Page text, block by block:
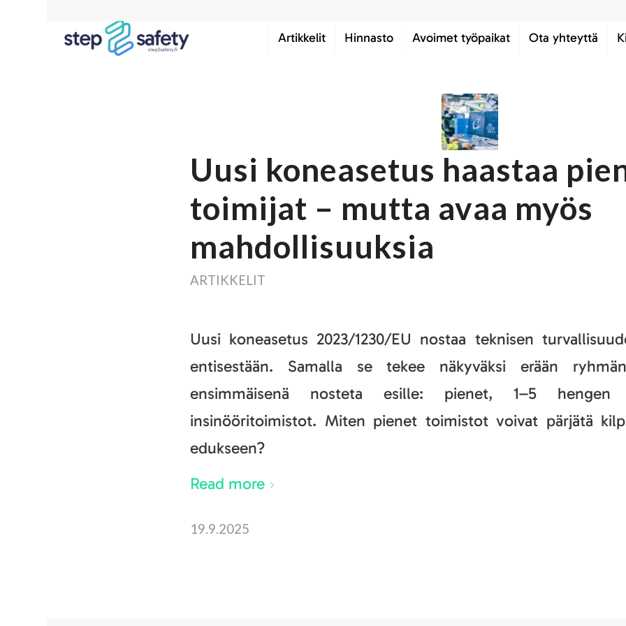
Artikkelit Hinnasto Avoimet työpaikat Ota yhteyttä
Uusi koneasetus haastaa
toimijat – mutta avaa myös
mahdollisuuksia
ARTIKKELIT
Uusi koneasetus 2023/1230/EU nostaa teknisen
entisestään. Samalla se tekee näkyväksi erään
ensimmäisenä nosteta esille: pienet, 1–5 hengen
insinööritoimistot. Miten pienet toimistot voivat pärjätä
edukseen?
Read more
19.9.2025